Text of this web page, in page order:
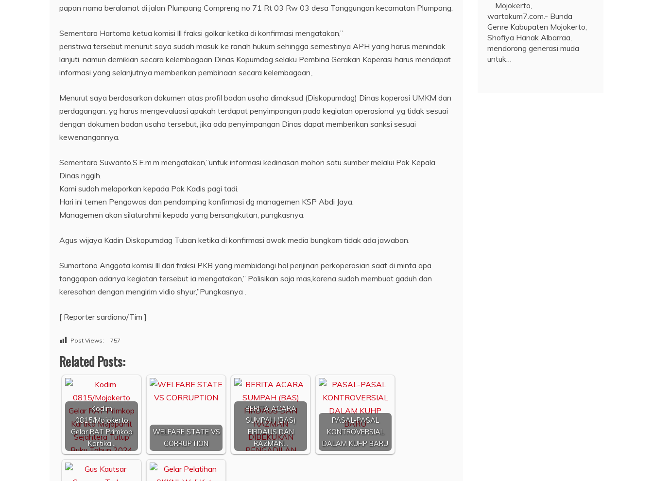
papan nama beralamat di jalan Plumpang Compreng no 71 Rt 03 Rw 03 desa Tanggungan kecamatan Plumpang.
Sementara Hartomo ketua komisi lll fraksi golkar ketika di konfirmasi mengatakan,”
peristiwa tersebut menurut saya sudah masuk ke ranah hukum sehingga semestinya APH yang harus menindak
lanjuti, namun demikian secara kelembagaan Dinas Kopumdag selaku Pembina Gerakan Koperasi harus mendapat
informasi yang selanjutnya memberikan pembinaan secara kelembagaan,.
Menurut saya berdasarkan dokumen atas profil badan usaha dimaksud (Diskopumdag) Dinas koperasi UMKM dan
perdagangan. yg harus mengevaluasi apakah terdapat penyimpangan pada kegiatan operasional yg tidak sesuai
dengan dokumen badan usaha tersebut, jika ada penyimpangan Dinas dapat memberikan sanksi sesuai
kewenangannya.
Sementara Suwanto,S.E.m.m mengatakan,”untuk informasi kedinasan mohon satu sumber melalui Pak Kepala
Dinas nggih.
Kami sudah melaporkan kepada Pak Kadis pagi tadi.
Hari ini temen Pengawas dan pendamping konfirmasi dg managemen KSP Abdi Jaya.
Managemen akan silaturahmi kepada yang bersangkutan, pungkasnya.
Agus wijaya Kadin Diskopumdag Tuban ketika di konfirmasi awak media bungkam tidak ada jawaban.
Sumartono Anggota komisi lll dari fraksi PKB yang membidangi hal perijinan perkoperasian saat di minta apa
tanggapan adanya kegiatan tersebut ia mengatakan,” Polisikan saja mas,karena sudah membuat gaduh dan
keresahan dengan mengirim vidio shyur,”Pungkasnya .
[ Reporter sardiono/Tim ]
Post Views: 757
Related Posts:
Kodim
0815/Mojokerto
Gelar RAT Primkop
Kartika…
WELFARE STATE VS
CORRUPTION
BERITA ACARA
SUMPAH (BAS)
FIRDAUS DAN
RAZMAN…
PASAL-PASAL
KONTROVERSIAL
DALAM KUHP BARU
Mojokerto,
wartakum7.com.- Bunda
Genre Kabupaten Mojokerto,
Shofiya Hanak Albarraa,
mendorong generasi muda
untuk…